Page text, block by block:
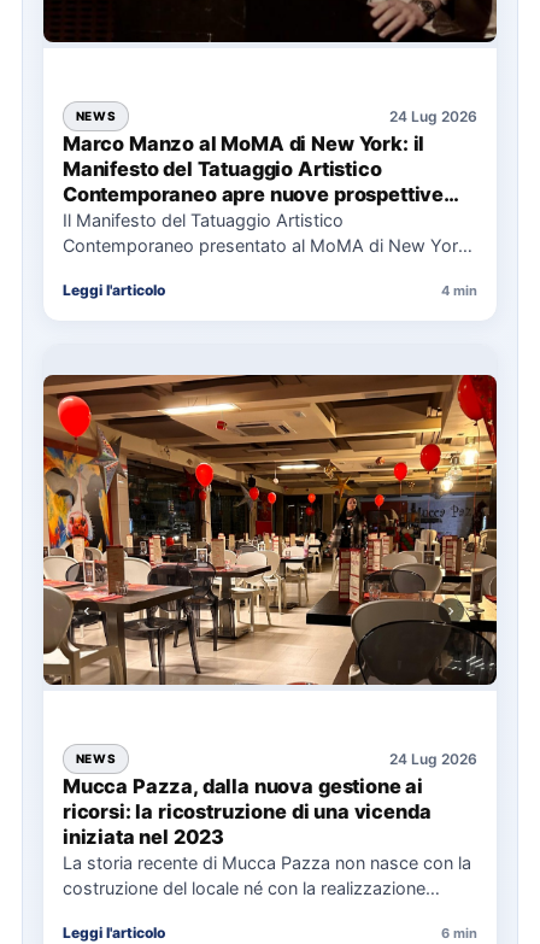
NEWS 24 Lug 2026
Marco Manzo al MoMA di New York: il
Manifesto del Tatuaggio Artistico
Contemporaneo apre nuove prospettive
per il collezionismo
Il Manifesto del Tatuaggio Artistico
Contemporaneo presentato al MoMA di New York
Leggi l'articolo 4 min
NEWS 24 Lug 2026
Mucca Pazza, dalla nuova gestione ai
ricorsi: la ricostruzione di una vicenda
iniziata nel 2023
La storia recente di Mucca Pazza non nasce con la
costruzione del locale né con la realizzazione
Leggi l'articolo 6 min